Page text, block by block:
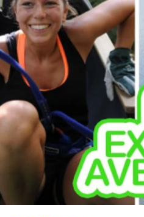
Panneau de gestion des cookies